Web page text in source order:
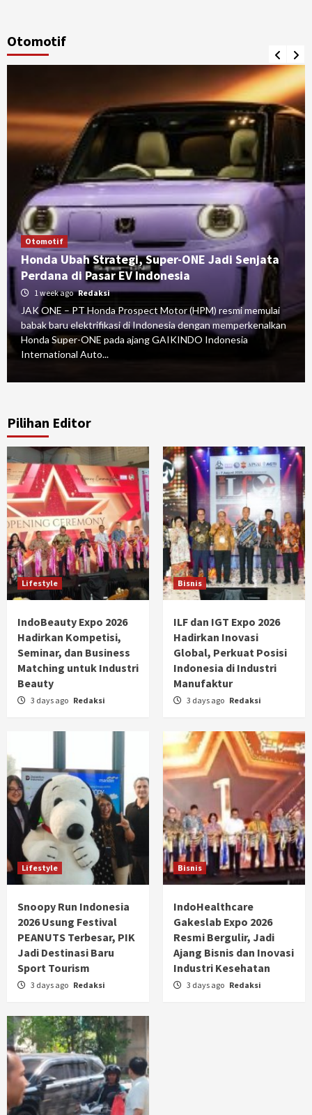
Otomotif
Otomotif
Diva Ismayana Tetap Finis Kedua pada
Kualifikasi Kejurnas Motocross Pasuruan
4 weeks ago Redaksi
JAK ONE – Ducati MX Team Indonesia mengawali Kejuaraan
Nasional Motocross 2026 Putaran 5 di Sirkuit Putra Airlangga
Rizqy Motorsport, Gempol, Pasuruan, dengan hasil yang...
Pilihan Editor
Lifestyle
IndoBeauty Expo 2026
Hadirkan Kompetisi,
Seminar, dan Business
Matching untuk Industri
Beauty
3 days ago Redaksi
Bisnis
ILF dan IGT Expo 2026
Hadirkan Inovasi
Global, Perkuat Posisi
Indonesia di Industri
Manufaktur
3 days ago Redaksi
Lifestyle
Snoopy Run Indonesia
2026 Usung Festival
PEANUTS Terbesar, PIK
Jadi Destinasi Baru
Sport Tourism
3 days ago Redaksi
Bisnis
IndoHealthcare
Gakeslab Expo 2026
Resmi Bergulir, Jadi
Ajang Bisnis dan Inovasi
Industri Kesehatan
3 days ago Redaksi